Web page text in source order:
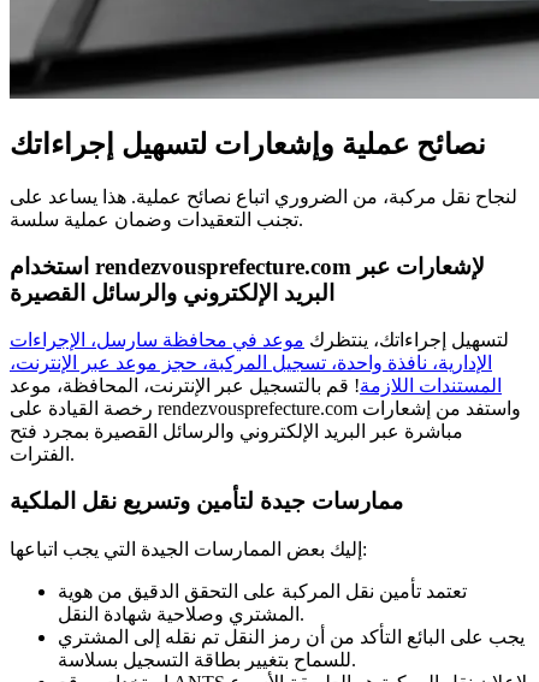
نصائح عملية وإشعارات لتسهيل إجراءاتك
لنجاح نقل مركبة، من الضروري اتباع نصائح عملية. هذا يساعد على
تجنب التعقيدات وضمان عملية سلسة.
استخدام rendezvousprefecture.com لإشعارات عبر
البريد الإلكتروني والرسائل القصيرة
لتسهيل إجراءاتك، ينتظرك موعد في محافظة سارسل، الإجراءات
الإدارية، نافذة واحدة، تسجيل المركبة، حجز موعد عبر الإنترنت،
المستندات اللازمة! قم بالتسجيل عبر الإنترنت، المحافظة، موعد
رخصة القيادة على rendezvousprefecture.com واستفد من إشعارات
مباشرة عبر البريد الإلكتروني والرسائل القصيرة بمجرد فتح
الفترات.
ممارسات جيدة لتأمين وتسريع نقل الملكية
إليك بعض الممارسات الجيدة التي يجب اتباعها:
تعتمد تأمين نقل المركبة على التحقق الدقيق من هوية
المشتري وصلاحية شهادة النقل.
يجب على البائع التأكد من أن رمز النقل تم نقله إلى المشتري
للسماح بتغيير بطاقة التسجيل بسلاسة.